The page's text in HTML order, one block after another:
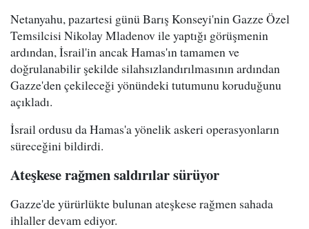
Netanyahu, pazartesi günü Barış Konseyi'nin Gazze Özel
Temsilcisi Nikolay Mladenov ile yaptığı görüşmenin
ardından, İsrail'in ancak Hamas'ın tamamen ve
doğrulanabilir şekilde silahsızlandırılmasının ardından
Gazze'den çekileceği yönündeki tutumunu koruduğunu
açıkladı.
İsrail ordusu da Hamas'a yönelik askeri operasyonların
süreceğini bildirdi.
Ateşkese rağmen saldırılar sürüyor
Gazze'de yürürlükte bulunan ateşkese rağmen sahada
ihlaller devam ediyor.